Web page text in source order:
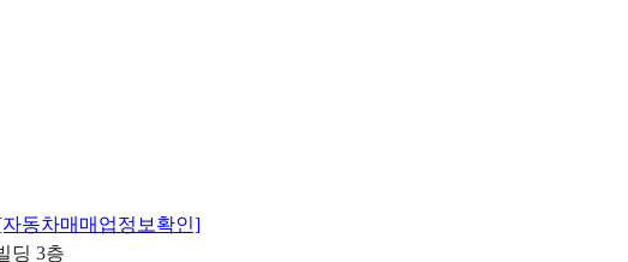
동차매매업정보확인]
딩 3층